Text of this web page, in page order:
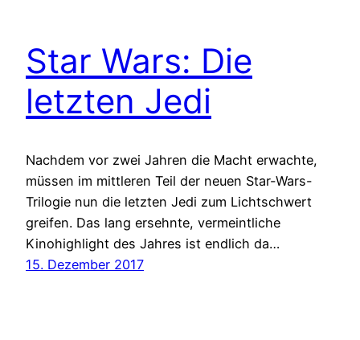
Star Wars: Die
letzten Jedi
Nachdem vor zwei Jahren die Macht erwachte,
müssen im mittleren Teil der neuen Star-Wars-
Trilogie nun die letzten Jedi zum Lichtschwert
greifen. Das lang ersehnte, vermeintliche
Kinohighlight des Jahres ist endlich da…
15. Dezember 2017